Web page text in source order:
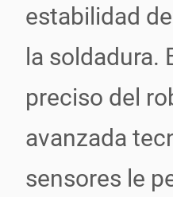
estabilidad
la soldadura.
preciso del
avanzada
sensores le